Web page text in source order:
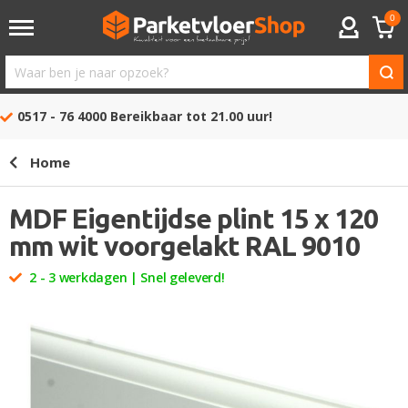
ACCOUNT
0
Waar
ben
opzoek?
0517 - 76 4000 Bereikbaar tot 21.00 uur!
Home
MDF Eigentijdse plint 15 x 120
mm wit voorgelakt RAL 9010
2 - 3 werkdagen | Snel geleverd!
naar